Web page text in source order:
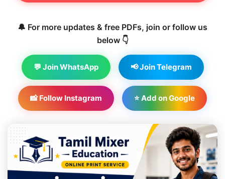
🔔 For more updates & free PDFs, join or follow us
below 👇
💬 Join WhatsApp 📢 Join Telegram
📸 Follow Instagram ⭐ Add on Google